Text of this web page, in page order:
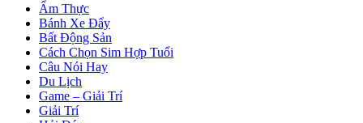
Ẩm Thực
Bánh Xe Đẩy
Bất Động Sản
Cách Chọn Sim Hợp Tuổi
Câu Nói Hay
Du Lịch
Game – Giải Trí
Giải Trí